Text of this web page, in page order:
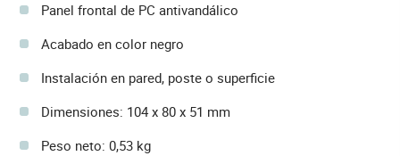
Panel frontal de PC antivandálico
Acabado en color negro
Instalación en pared, poste o superficie
Dimensiones: 104 x 80 x 51 mm
Peso neto: 0,53 kg